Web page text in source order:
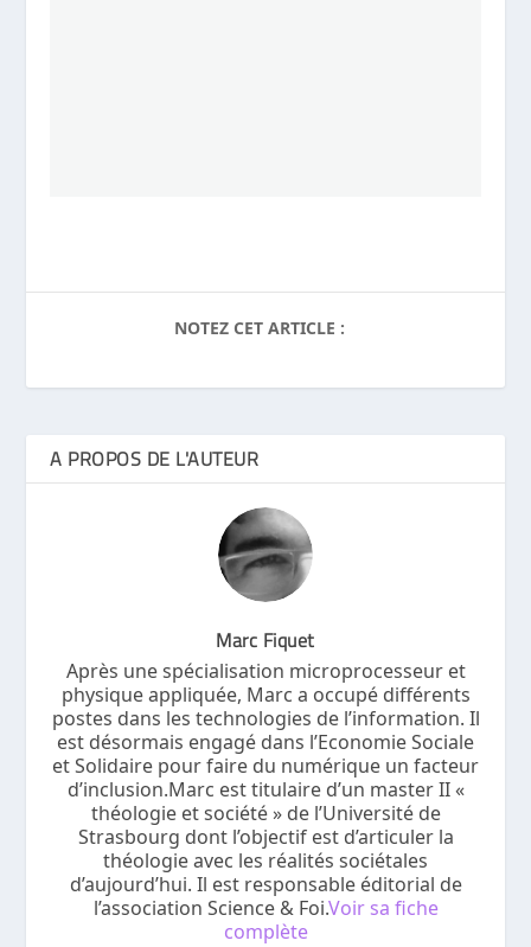
NOTEZ CET ARTICLE :
A PROPOS DE L'AUTEUR
Marc Fiquet
Après une spécialisation microprocesseur et
physique appliquée, Marc a occupé différents
postes dans les technologies de l’information. Il
est désormais engagé dans l’Economie Sociale
et Solidaire pour faire du numérique un facteur
d’inclusion.Marc est titulaire d’un master II «
théologie et société » de l’Université de
Strasbourg dont l’objectif est d’articuler la
théologie avec les réalités sociétales
d’aujourd’hui. Il est responsable éditorial de
l’association Science & Foi.Voir sa fiche
complète